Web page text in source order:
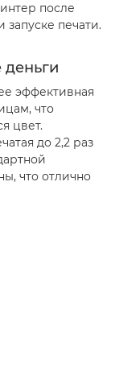
после
печати.
эффективная
что
цвет.
до 2,2 раз
что отлично